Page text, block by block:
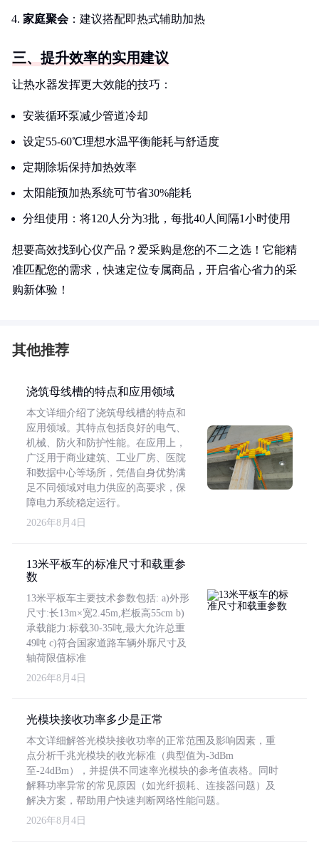
家庭聚会：建议搭配即热式辅助加热
三、提升效率的实用建议
让热水器发挥更大效能的技巧：
安装循环泵减少管道冷却
设定55-60℃理想水温平衡能耗与舒适度
定期除垢保持加热效率
太阳能预加热系统可节省30%能耗
分组使用：将120人分为3批，每批40人间隔1小时使用
想要高效找到心仪产品？爱采购是您的不二之选！它能精
准匹配您的需求，快速定位专属商品，开启省心省力的采
购新体验！
其他推荐
浇筑母线槽的特点和应用领域
本文详细介绍了浇筑母线槽的特点和
应用领域。其特点包括良好的电气、
机械、防火和防护性能。在应用上，
广泛用于商业建筑、工业厂房、医院
和数据中心等场所，凭借自身优势满
足不同领域对电力供应的高要求，保
障电力系统稳定运行。
2026年8月4日
13米平板车的标准尺寸和载重参
数
13米平板车主要技术参数包括: a)外形
尺寸:长13m×宽2.45m,栏板高55cm b)
承载能力:标载30-35吨,最大允许总重
49吨 c)符合国家道路车辆外廓尺寸及
轴荷限值标准
2026年8月4日
光模块接收功率多少是正常
本文详细解答光模块接收功率的正常范围及影响因素，重
点分析千兆光模块的收光标准（典型值为-3dBm
至-24dBm），并提供不同速率光模块的参考值表格。同时
解释功率异常的常见原因（如光纤损耗、连接器问题）及
解决方案，帮助用户快速判断网络性能问题。
2026年8月4日